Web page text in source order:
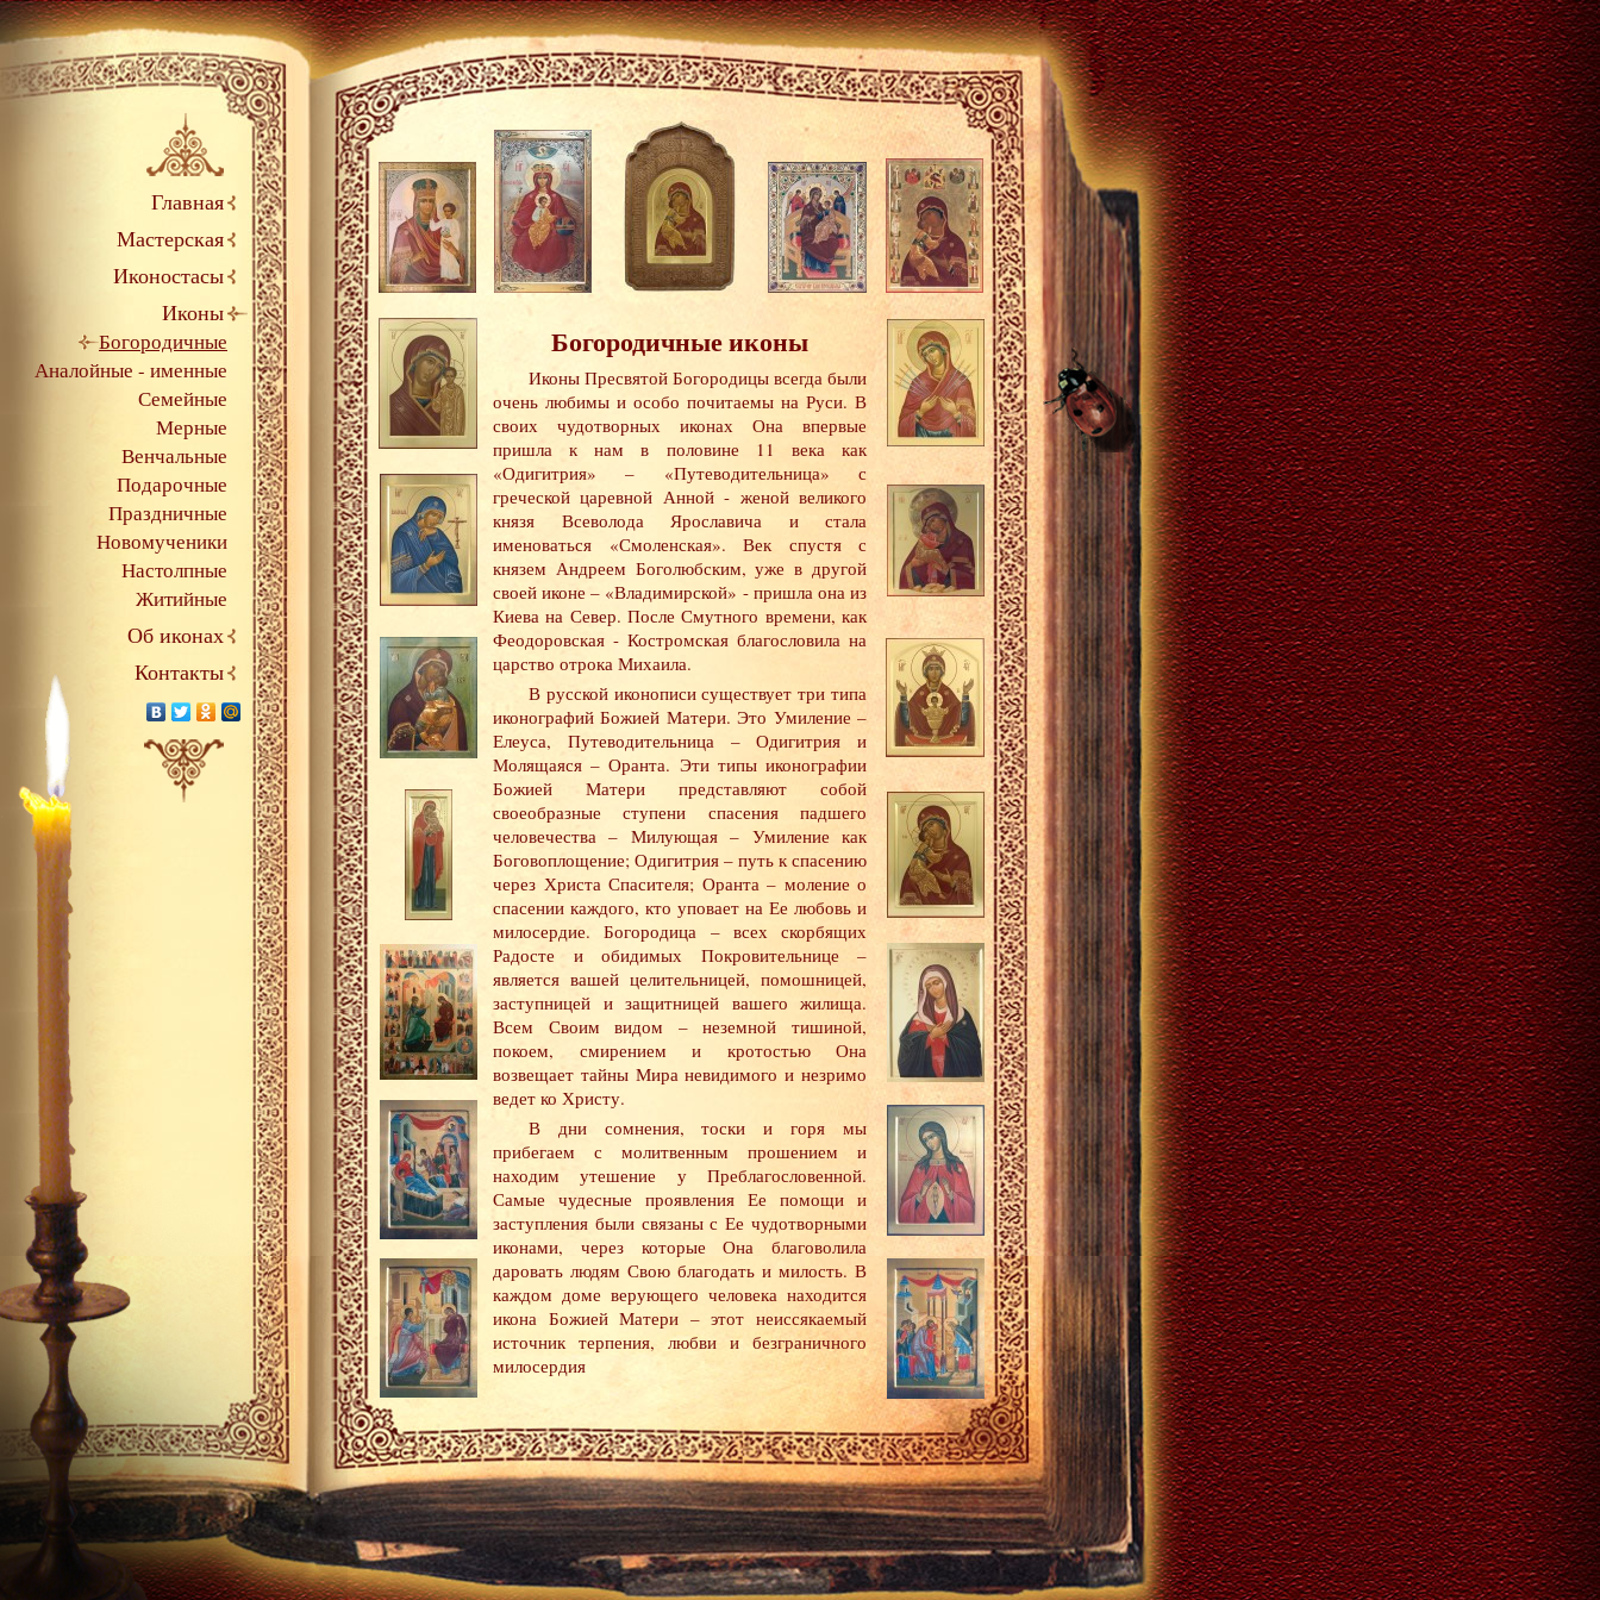
Главная
Мастерская
Иконостасы
Иконы
Богородичные
Аналойные - именные
Семейные
Мерные
Венчальные
Подарочные
Праздничные
Новомученики
Настолпные
Житийные
Об иконах
Контакты
Богородичные иконы
Иконы Пресвятой Богородицы всегда были
очень любимы и особо почитаемы на Руси. В
своих чудотворных иконах Она впервые
пришла к нам в половине 11 века как
«Одигитрия» – «Путеводительница» с
греческой царевной Анной - женой великого
князя Всеволода Ярославича и стала
именоваться «Смоленская». Век спустя с
князем Андреем Боголюбским, уже в другой
своей иконе – «Владимирской» - пришла она из
Киева на Север. После Смутного времени, как
Феодоровская - Костромская благословила на
царство отрока Михаила.
В русской иконописи существует три типа
иконографий Божией Матери. Это Умиление –
Елеуса, Путеводительница – Одигитрия и
Молящаяся – Оранта. Эти типы иконографии
Божией Матери представляют собой
своеобразные ступени спасения падшего
человечества – Милующая – Умиление как
Боговоплощение; Одигитрия – путь к спасению
через Христа Спасителя; Оранта – моление о
спасении каждого, кто уповает на Ее любовь и
милосердие. Богородица – всех скорбящих
Радосте и обидимых Покровительнице –
является вашей целительницей, помошницей,
заступницей и защитницей вашего жилища.
Всем Своим видом – неземной тишиной,
покоем, смирением и кротостью Она
возвещает тайны Мира невидимого и незримо
ведет ко Христу.
В дни сомнения, тоски и горя мы
прибегаем с молитвенным прошением и
находим утешение у Преблагословенной.
Самые чудесные проявления Ее помощи и
заступления были связаны с Ее чудотворными
иконами, через которые Она благоволила
даровать людям Свою благодать и милость. В
каждом доме верующего человека находится
икона Божией Матери – этот неиссякаемый
источник терпения, любви и безграничного
милосердия